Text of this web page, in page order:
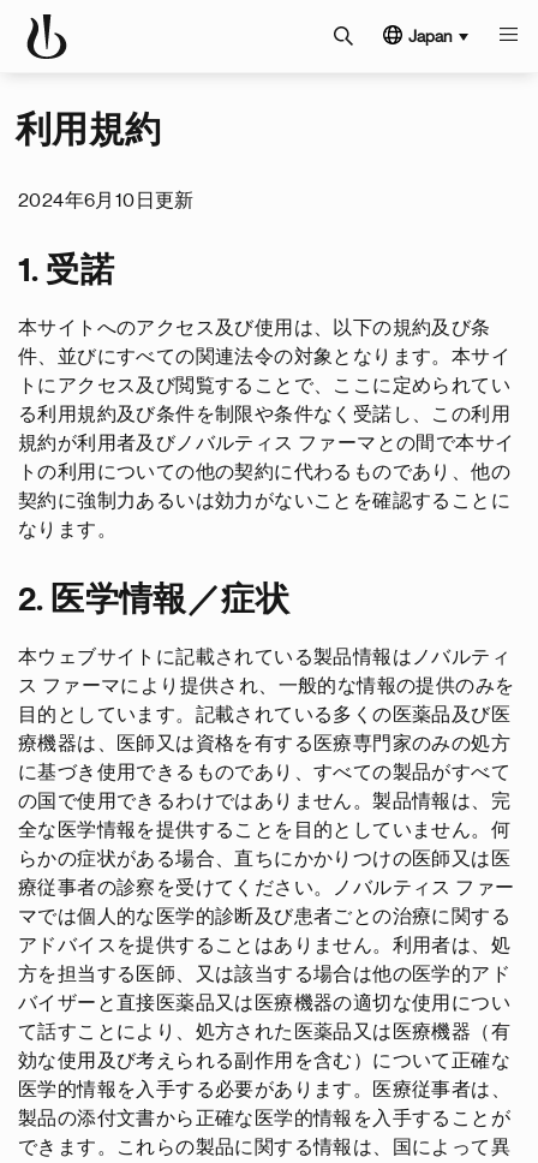
Japan
利用規約
2024年6月10日更新
1. 受諾
本サイトへのアクセス及び使用は、以下の規約及び条
件、並びにすべての関連法令の対象となります。本サイ
トにアクセス及び閲覧することで、ここに定められてい
る利用規約及び条件を制限や条件なく受諾し、この利用
規約が利用者及びノバルティス ファーマとの間で本サイ
トの利用についての他の契約に代わるものであり、他の
契約に強制力あるいは効力がないことを確認することに
なります。
2. 医学情報／症状
本ウェブサイトに記載されている製品情報はノバルティ
ス ファーマにより提供され、一般的な情報の提供のみを
目的としています。記載されている多くの医薬品及び医
療機器は、医師又は資格を有する医療専門家のみの処方
に基づき使用できるものであり、すべての製品がすべて
の国で使用できるわけではありません。製品情報は、完
全な医学情報を提供することを目的としていません。何
らかの症状がある場合、直ちにかかりつけの医師又は医
療従事者の診察を受けてください。ノバルティス ファー
マでは個人的な医学的診断及び患者ごとの治療に関する
アドバイスを提供することはありません。利用者は、処
方を担当する医師、又は該当する場合は他の医学的アド
バイザーと直接医薬品又は医療機器の適切な使用につい
て話すことにより、処方された医薬品又は医療機器（有
効な使用及び考えられる副作用を含む）について正確な
医学的情報を入手する必要があります。医療従事者は、
製品の添付文書から正確な医学的情報を入手することが
できます。これらの製品に関する情報は、国によって異